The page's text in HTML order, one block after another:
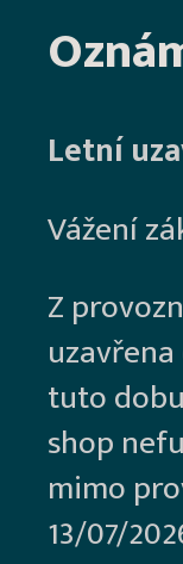
Letní
Vážení
Z
uzavřena
tuto
shop
mimo
13/07/